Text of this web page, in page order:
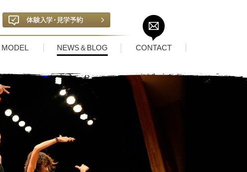
MODEL NEWS＆BLOG CONTACT